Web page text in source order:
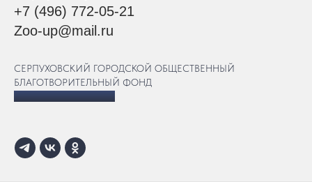
+7 (496) 772-05-21
Zoo-up@mail.ru
СЕРПУХОВСКИЙ ГОРОДСКОЙ ОБЩЕСТВЕННЫЙ
БЛАГОТВОРИТЕЛЬНЫЙ ФОНД